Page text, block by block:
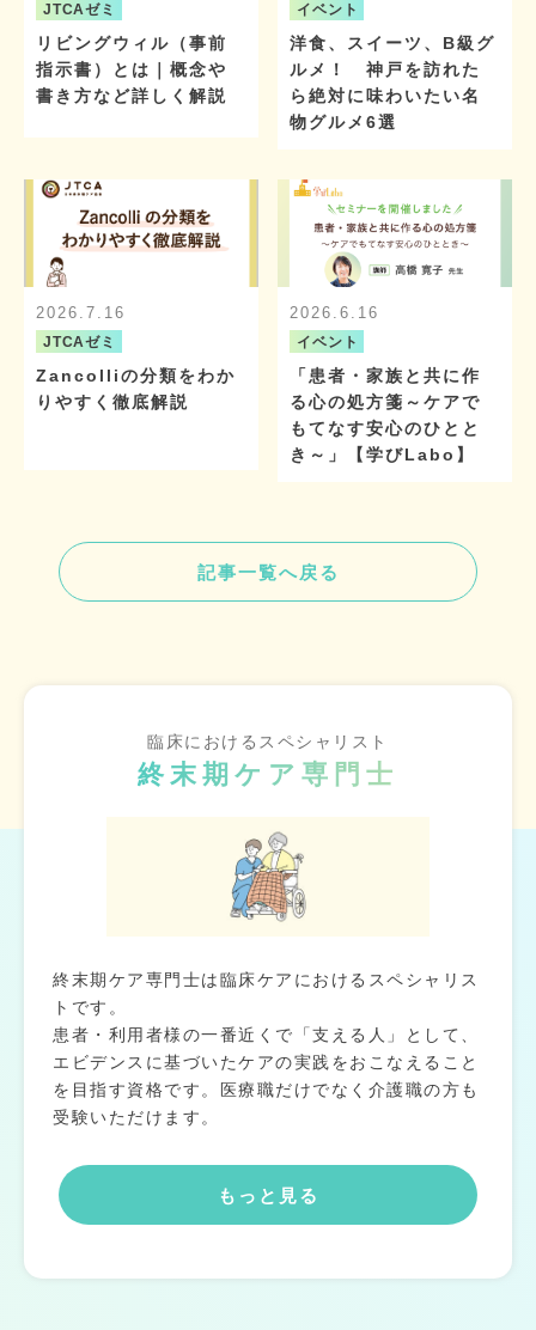
JTCAゼミ
リビングウィル（事前
指示書）とは｜概念や
書き方など詳しく解説
イベント
洋食、スイーツ、B級グ
ルメ！ 神戸を訪れた
ら絶対に味わいたい名
物グルメ6選
2026.7.16
JTCAゼミ
Zancolliの分類をわか
りやすく徹底解説
2026.6.16
イベント
「患者・家族と共に作
る心の処方箋～ケアで
もてなす安心のひとと
き～」【学びLabo】
記事一覧へ戻る
臨床におけるスペシャリスト
終末期ケア専門士
終末期ケア専門士は臨床ケアにおけるスペシャリス
トです。
患者・利用者様の一番近くで「支える人」として、
エビデンスに基づいたケアの実践をおこなえること
を目指す資格です。医療職だけでなく介護職の方も
受験いただけます。
もっと見る